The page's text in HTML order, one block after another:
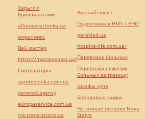
Серьги с
бриллиантами
alliancetechnika.ua
миралинкс
Веб мастер
https://motokosmos.ua/
Синтезаторы
agrotechnika.com.ua
perevod.agency
europeservice.com.ua
mk-translations.ua
Винный шкаф
Подготовка к НМТ / ВНО
pereklad.ua
hospice-life.com.ua/
Перевозка больных
Перевозка лежачих
больных за границу
Шкафы купе
Брендовые сумки
Натяжные потолки Nova
Stelya